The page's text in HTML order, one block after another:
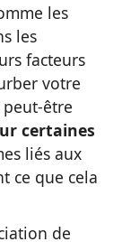
les
les
facteurs
votre
être
certaines
liés aux
ce que cela
de